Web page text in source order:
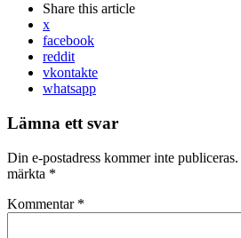
Share this article
x
facebook
reddit
vkontakte
whatsapp
Lämna ett svar
Din e-postadress kommer inte publiceras.
märkta *
Kommentar *